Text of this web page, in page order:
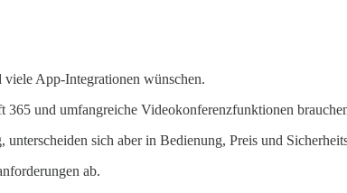
App-Integrationen wünschen.
365 und umfangreiche Videokonferenzfunktionen
sich aber in Bedienung, Preis und
ab.